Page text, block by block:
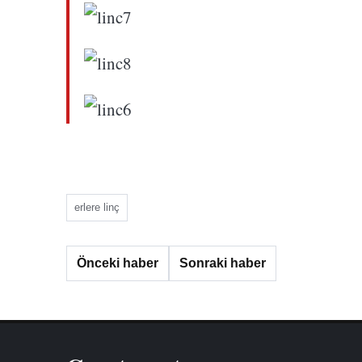
erlere linç
Önceki haber Sonraki haber